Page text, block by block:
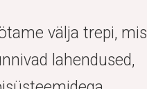
välja trepi, mis
lahendused,